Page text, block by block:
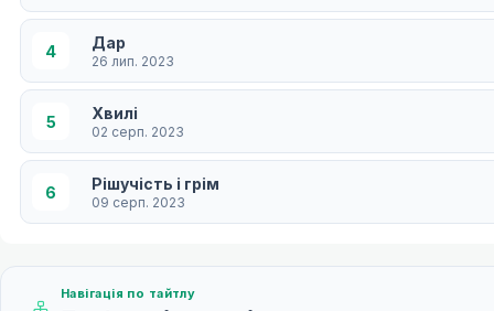
4 Дар
26 лип. 2023
5 Хвилі
02 серп. 2023
6 Рішучість і грім
09 серп. 2023
Навігація по тайтлу